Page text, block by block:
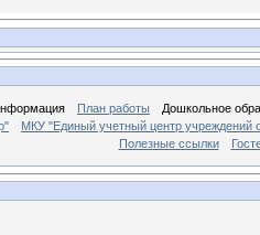
План работы
Дошкольное
МКУ "Единый учетный центр учреждений
Полезные ссылки